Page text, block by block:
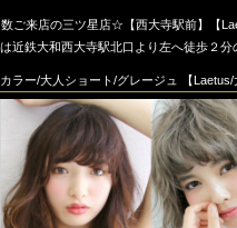
ご来店の三ツ星店☆【西大寺駅前】【
近鉄大和西大寺駅北口より左へ徒歩２分
ラー/大人ショート/グレージュ 【Laetus/